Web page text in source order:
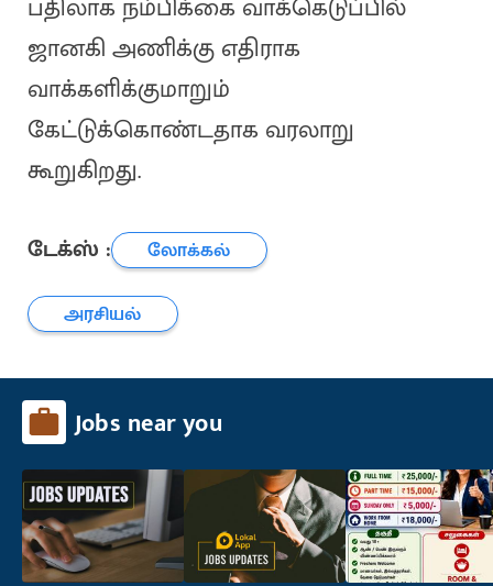
பதிலாக நம்பிக்கை வாக்கெடுப்பில்
ஜானகி அணிக்கு எதிராக
வாக்களிக்குமாறும்
கேட்டுக்கொண்டதாக வரலாறு
கூறுகிறது.
டேக்ஸ் :
லோக்கல்
அரசியல்
Jobs near you